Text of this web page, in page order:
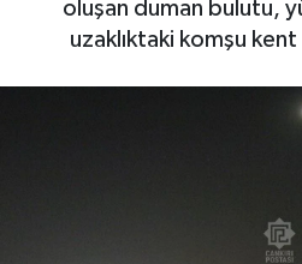
oluşan duman bulutu,
uzaklıktaki komşu kent
EĞİTİM
Son Dakika Haberleri